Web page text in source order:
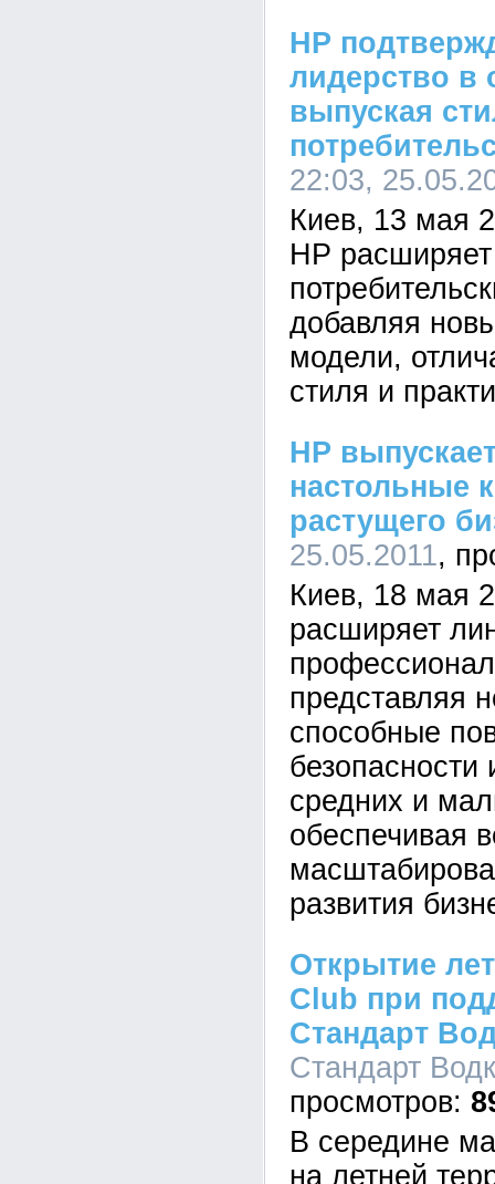
HP
лидерство в
выпуская
22:03,
Киев, 13 мая
HP
добавляя
модели,
стиля и
HP
настольные
растущего
25.05.2011
Киев, 18 мая
расширяет
представляя
способные
безопасности
средних и
обеспечивая
развития
Открытие
Club при
Стандарт
Стандарт
В середине
на летней